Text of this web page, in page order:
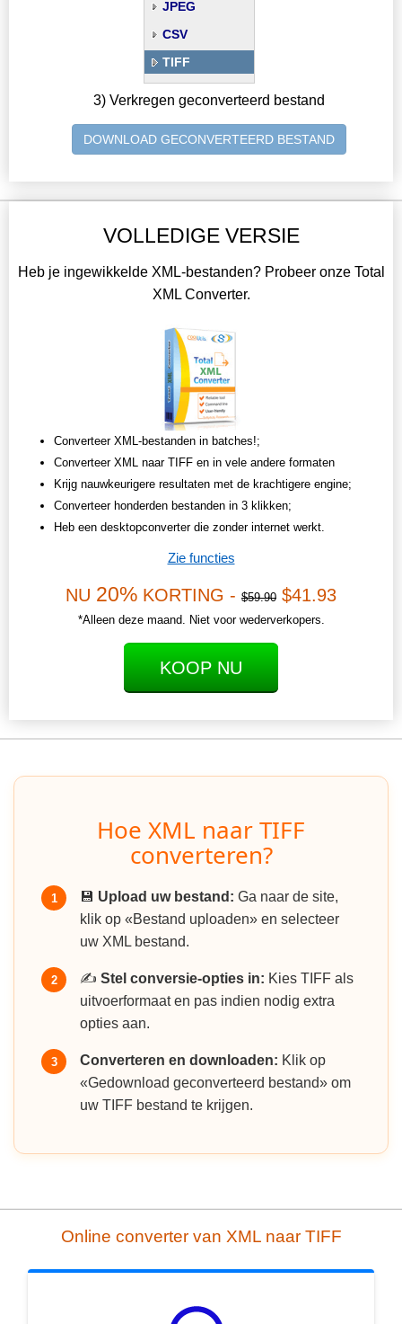
JPEG
CSV
TIFF
3) Verkregen geconverteerd bestand
DOWNLOAD GECONVERTEERD BESTAND
VOLLEDIGE VERSIE
Heb je ingewikkelde XML-bestanden? Probeer onze Total
XML Converter.
Converteer XML-bestanden in batches!;
Converteer XML naar TIFF en in vele andere formaten
Krijg nauwkeurigere resultaten met de krachtigere engine;
Converteer honderden bestanden in 3 klikken;
Heb een desktopconverter die zonder internet werkt.
Zie functies
NU 20% KORTING - $59.90 $41.93
*Alleen deze maand. Niet voor wederverkopers.
KOOP NU
Hoe XML naar TIFF
converteren?
1 💾 Upload uw bestand: Ga naar de site,
klik op «Bestand uploaden» en selecteer
uw XML bestand.
2 ✍️ Stel conversie-opties in: Kies TIFF als
uitvoerformaat en pas indien nodig extra
opties aan.
3 Converteren en downloaden: Klik op
«Gedownload geconverteerd bestand» om
uw TIFF bestand te krijgen.
Online converter van XML naar TIFF